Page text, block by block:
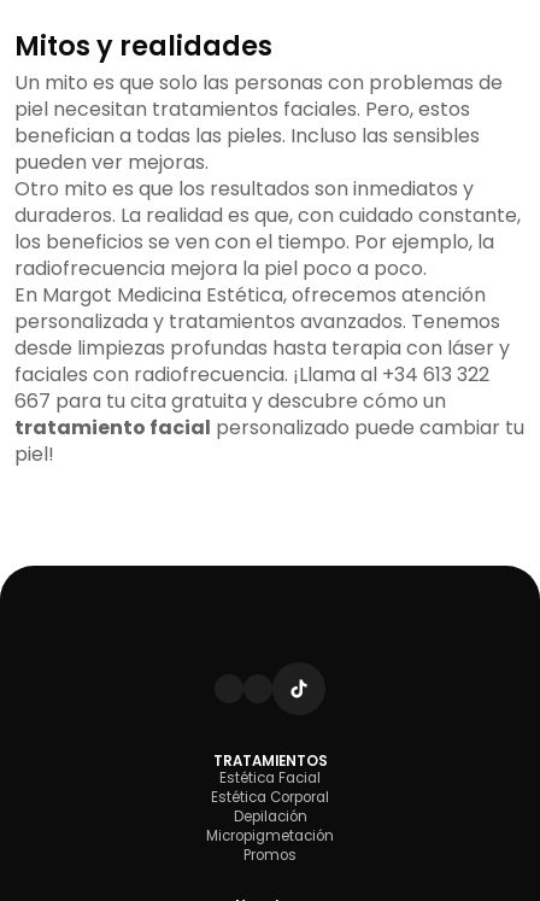
Mitos y realidades
Un mito es que solo las personas con problemas de
piel necesitan tratamientos faciales. Pero, estos
benefician a todas las pieles. Incluso las sensibles
pueden ver mejoras.
Otro mito es que los resultados son inmediatos y
duraderos. La realidad es que, con cuidado constante,
los beneficios se ven con el tiempo. Por ejemplo, la
radiofrecuencia mejora la piel poco a poco.
En Margot Medicina Estética, ofrecemos atención
personalizada y tratamientos avanzados. Tenemos
desde limpiezas profundas hasta terapia con láser y
faciales con radiofrecuencia. ¡Llama al +34 613 322
667 para tu cita gratuita y descubre cómo un
tratamiento facial personalizado puede cambiar tu
piel!
TRATAMIENTOS
Estética Facial
Estética Corporal
Depilación
Micropigmetación
Promos